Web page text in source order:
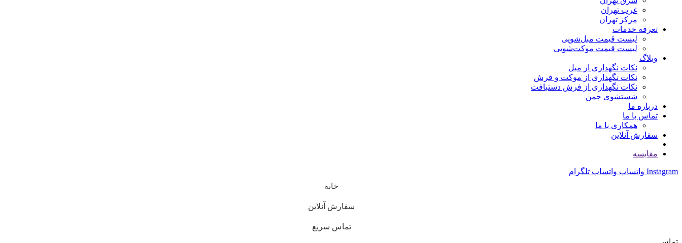
غرب تهران
مرکز تهران
تعرفه خدمات
لیست قیمت مبل‌شویی
لیست قیمت موکت‌شویی
وبلاگ
نکات نگهداری از مبل
نکات نگهداری از موکت و فرش
نکات نگهداری از فرش دستبافت
شستشوی چمن
درباره ما
تماس با ما
همکاری با ما
سفارش آنلاین
مقایسه
Instagram واتساپ واتساپ تلگرام
خانه
سفارش آنلاین
تماس سریع